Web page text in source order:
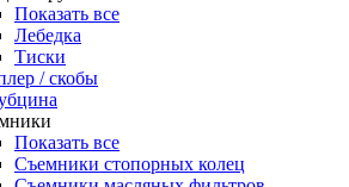
Показать все
Лебедка
Тиски
/ скобы
Показать все
Съемники стопорных колец